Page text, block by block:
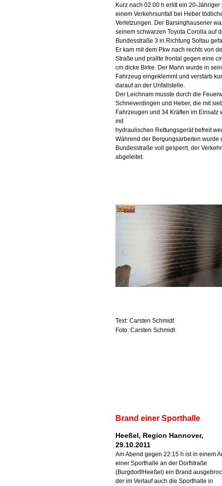
Kurz nach 02:00 h erlitt ein 20-Jähriger
einem Verkehrsunfall bei Heber
Verletzungen. Der Barsinghausener
seinem schwarzen Toyota Corolla auf
Bundesstraße 3 in Richtung Soltau
Er kam mit dem Pkw nach rechts von
Straße und prallte frontal gegen eine
cm dicke Birke. Der Mann wurde in
Fahrzeug eingeklemmt und verstarb
darauf an der Unfallstelle.
Der Leichnam musste durch die
Schneverdingen und Heber, die mit
Fahrzeugen und 34 Kräften im Einsatz
mit
hydraulischen Rettungsgerät befreit
Während der Bergungsarbeiten wurde
Bundesstraße voll gesperrt, der Verkehr
abgeleitet.
Text: Carsten Schmidt
Foto: Carsten Schmidt
Brand einer Sporthalle
Heeßel, Region Hannover,
29.10.2011
Am Abend gegen 22:15 h ist in einem
einer Sporthalle an der Dorfstraße
(Burgdorf/Heeßel) ein Brand
der im Verlauf auch die Sporthalle in